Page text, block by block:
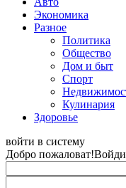
Экономика
Разное
Политика
Общество
Дом и быт
Спорт
Кулинария
Здоровье
войти в систему
Добро пожаловат!